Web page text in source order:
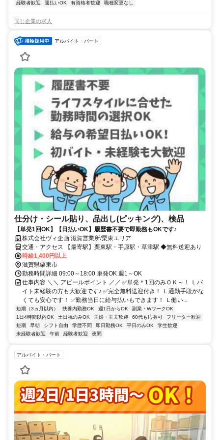
経験者歓迎 週払いOK 有資格者歓迎 職種変更なし
同じ企業の求人
アルバイト・パート
仕分け・シール貼り、品出し(ピッキング)、検品
【単発1回OK】【日払いOK】履歴書不要で即勤務もOKです♪
株式会社ヴィ企画 滋賀営業所/栗東エリア
交通・アクセス 【最寄駅】栗東駅・手原駅・草津駅 ◆無料送迎あり
時給1,400円以上
滋賀県栗東市
勤務時間詳細 09:00～18:00 単発OK 週1～OK
仕事内容 ＼＼ アピールポイント ／／ ✅単発＊1回のみＯＫ～！ Ｌバ
イト未経験の方も大歓迎です♪ ✅完全無料送迎付き！ Ｌ通勤手段がな
くても安心です！ ✅勤務当日に給与払いもできます！ Ｌ働い...
短期（3ヵ月以内） 扶養内勤務OK 週1日からOK
副業・WワークOK
1日4時間以内OK
土日祝のみOK 主婦・主夫歓迎 60代も応募可
フリーター歓迎
短期
早朝 シフト自由 学歴不問 即日勤務OK 平日のみOK
学生歓迎
未経験者歓迎
午前 経験者歓迎 夜間
アルバイト・パート